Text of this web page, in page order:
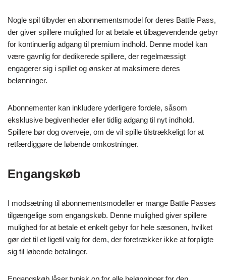
Nogle spil tilbyder en abonnementsmodel for deres Battle Pass,
der giver spillere mulighed for at betale et tilbagevendende gebyr
for kontinuerlig adgang til premium indhold. Denne model kan
være gavnlig for dedikerede spillere, der regelmæssigt
engagerer sig i spillet og ønsker at maksimere deres
belønninger.
Abonnementer kan inkludere yderligere fordele, såsom
eksklusive begivenheder eller tidlig adgang til nyt indhold.
Spillere bør dog overveje, om de vil spille tilstrækkeligt for at
retfærdiggøre de løbende omkostninger.
Engangskøb
I modsætning til abonnementsmodeller er mange Battle Passes
tilgængelige som engangskøb. Denne mulighed giver spillere
mulighed for at betale et enkelt gebyr for hele sæsonen, hvilket
gør det til et ligetil valg for dem, der foretrækker ikke at forpligte
sig til løbende betalinger.